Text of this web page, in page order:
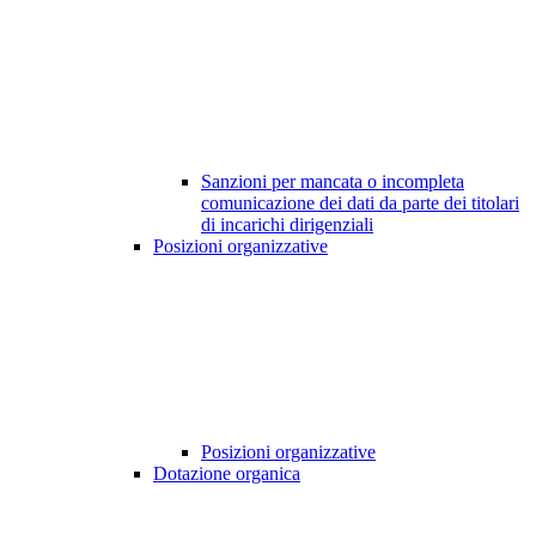
Sanzioni per mancata o incompleta
comunicazione dei dati da parte dei titolari
di incarichi dirigenziali
Posizioni organizzative
Posizioni organizzative
Dotazione organica